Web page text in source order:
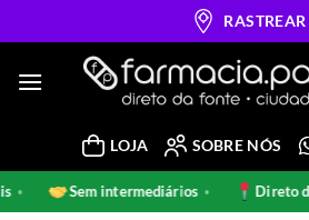
to
RASTREAR
LOJA SOBRE NÓS
Sem intermediários